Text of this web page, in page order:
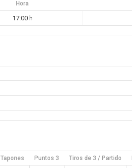
Hora
17:00 h
Tapones Puntos 3 Tiros de 3 / Partido